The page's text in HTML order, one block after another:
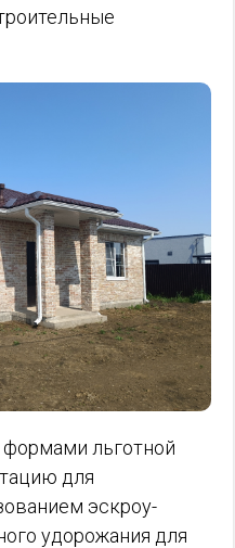
льготной
для
эскроу-
удорожания для